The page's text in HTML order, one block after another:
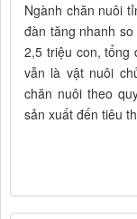
Ngành chăn nuôi
đàn tăng nhanh
2,5 triệu con, tổng
vẫn là vật nuôi
chăn nuôi theo
sản xuất đến tiêu